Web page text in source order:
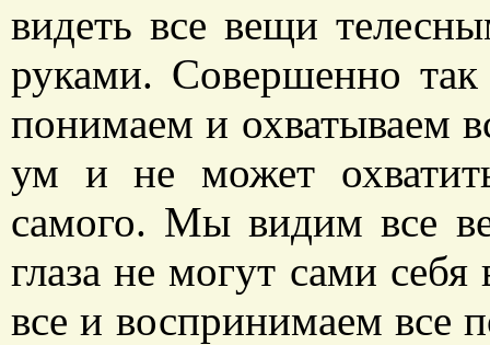
видеть все вещи
руками. Совершенно
понимаем и охватываем
ум и не может
самого. Мы видим все
глаза не могут сами
все и воспринимаем все